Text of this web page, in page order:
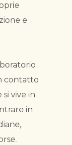
e
contatto
vive in
in